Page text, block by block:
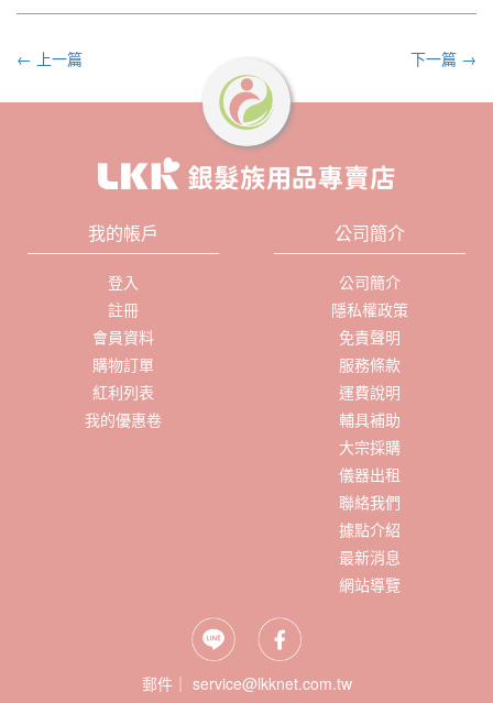
← 上一篇 下一篇 →
我的帳戶
登入
註冊
會員資料
購物訂單
紅利列表
我的優惠卷
公司簡介
公司簡介
隱私權政策
免責聲明
服務條款
運費說明
輔具補助
大宗採購
儀器出租
聯絡我們
據點介紹
最新消息
網站導覽
郵件｜ service@lkknet.com.tw